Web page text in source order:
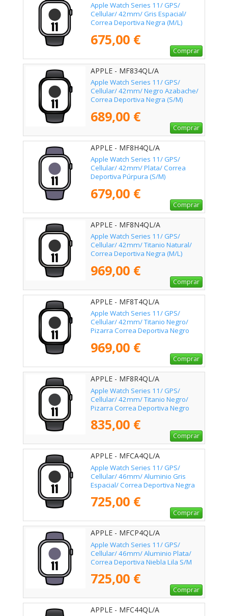
Apple Watch Series 11/ GPS/
Cellular/ 42mm/ Gris Espacial/
Correa Deportiva Negra (M/L)
675,00 €
Comprar
APPLE - MF834QL/A
Apple Watch Series 11/ GPS/
Cellular/ 42mm/ Negro Azabache/
Correa Deportiva Negra (S/M)
689,00 €
Comprar
APPLE - MF8H4QL/A
Apple Watch Series 11/ GPS/
Cellular/ 42mm/ Plata/ Correa
Deportiva Púrpura (S/M)
679,00 €
Comprar
APPLE - MF8N4QL/A
Apple Watch Series 11/ GPS/
Cellular/ 42mm/ Titanio Natural/
Correa Deportiva Negra (M/L)
969,00 €
Comprar
APPLE - MF8T4QL/A
Apple Watch Series 11/ GPS/
Cellular/ 42mm/ Titanio Negro/
Pizarra Correa Deportiva Negro
969,00 €
Comprar
APPLE - MF8R4QL/A
Apple Watch Series 11/ GPS/
Cellular/ 42mm/ Titanio Negro/
Pizarra Correa Deportiva Negro
835,00 €
Comprar
APPLE - MFCA4QL/A
Apple Watch Series 11/ GPS/
Cellular/ 46mm/ Aluminio Gris
Espacial/ Correa Deportiva Negra
725,00 €
Comprar
APPLE - MFCP4QL/A
Apple Watch Series 11/ GPS/
Cellular/ 46mm/ Aluminio Plata/
Correa Deportiva Niebla Lila S/M
725,00 €
Comprar
APPLE - MFC44QL/A